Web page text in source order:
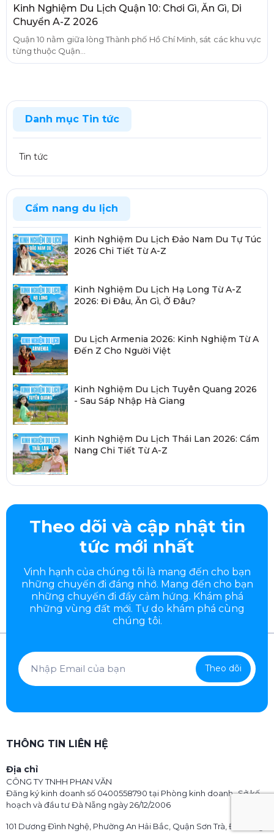
Kinh Nghiệm Du Lịch Quận 10: Chơi Gì, Ăn Gì, Di
Chuyển A-Z 2026
Quận 10 nằm giữa lòng Thành phố Hồ Chí Minh, sát các khu vực
từng thuộc Quận...
Danh mục Tin tức
Tin tức
Cẩm nang du lịch
Kinh Nghiệm Du Lịch Đảo Nam Du Tự Túc
2026 Chi Tiết Từ A-Z
Kinh Nghiệm Du Lịch Hạ Long Từ A-Z
2026: Đi Đâu, Ăn Gì, Ở Đâu?
Du Lịch Armenia 2026: Kinh Nghiệm Từ A
Đến Z Cho Người Việt
Kinh Nghiệm Du Lịch Tuyên Quang 2026
- Sau Sáp Nhập Hà Giang
Kinh Nghiệm Du Lịch Thái Lan 2026: Cẩm
Nang Chi Tiết Từ A-Z
Theo dõi và cập nhật tin
tức mới nhất
Vinh hạnh của chúng tôi là mang đến cho bạn
những chuyến đi đáng nhớ. Mang đến cho bạn
những chuyến đi đầycảm hứng. Khám phá
những vùng đất mới. Tự do khám phá cùng
chúng tôi.
Theo dõi
THÔNG TIN LIÊN HỆ
Địa chỉ
CÔNG TY TNHH PHAN VĂN
Đăng ký kinh doanh số 0400558790 tại Phòng kinh doanh- Sở kế
hoạch và đầu tư Đà Nẵng ngày 26/12/2006
101 Dương Đình Nghệ, Phường An Hải Bắc, Quận Sơn Trà, Đà Nẵng